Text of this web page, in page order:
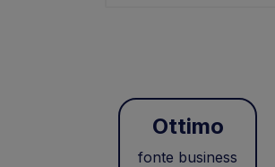
Ottimo
fonte business